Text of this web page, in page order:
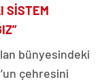
SİSTEM
bünyesindeki
çehresini